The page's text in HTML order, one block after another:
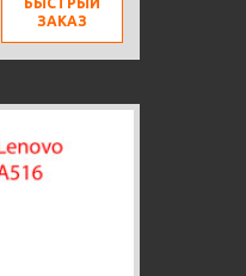
БЫСТРЫЙ
ЗАКАЗ